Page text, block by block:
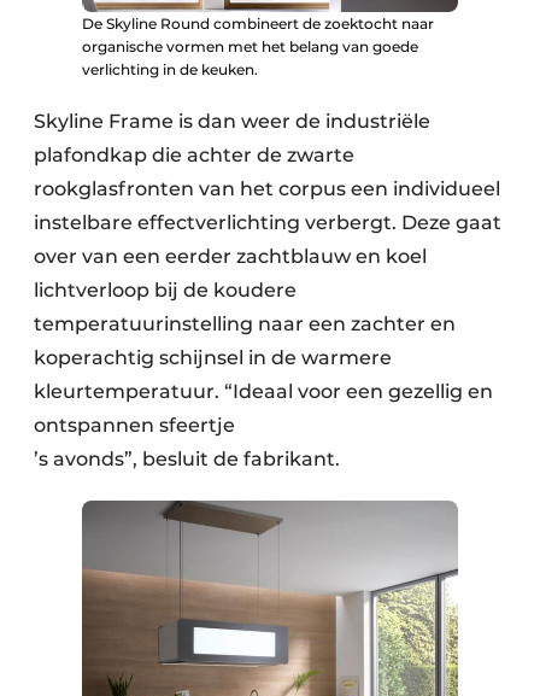
De Skyline Round combineert de zoektocht naar
organische vormen met het belang van goede
verlichting in de keuken.
Skyline Frame is dan weer de industriële
plafondkap die achter de zwarte
rookglasfronten van het corpus een individueel
instelbare effectverlichting verbergt. Deze gaat
over van een eerder zachtblauw en koel
lichtverloop bij de koudere
temperatuurinstelling naar een zachter en
koperachtig schijnsel in de warmere
kleurtemperatuur. “Ideaal voor een gezellig en
ontspannen sfeertje
’s avonds”, besluit de fabrikant.